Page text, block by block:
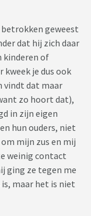
geweest
dat hij zich daar
kinderen of
kweek je dus ook
vindt dat maar
zo hoort dat),
in zijn eigen
hun ouders, niet
mijn zus en mij
weinig contact
ging ze tegen me
maar het is niet